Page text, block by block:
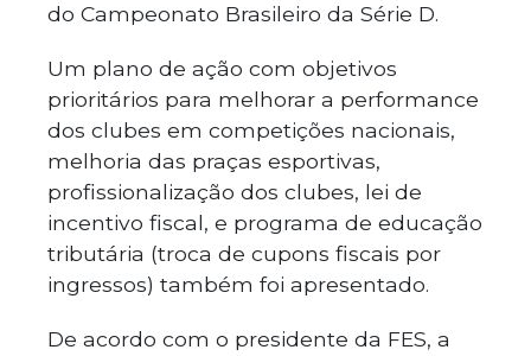
do Campeonato Brasileiro da Série D.
Um plano de ação com objetivos
prioritários para melhorar a performance
dos clubes em competições nacionais,
melhoria das praças esportivas,
profissionalização dos clubes, lei de
incentivo fiscal, e programa de educação
tributária (troca de cupons fiscais por
ingressos) também foi apresentado.
De acordo com o presidente da FES, a